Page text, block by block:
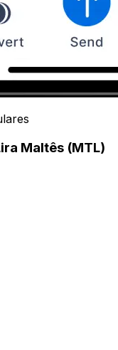
Maltês (MTL)